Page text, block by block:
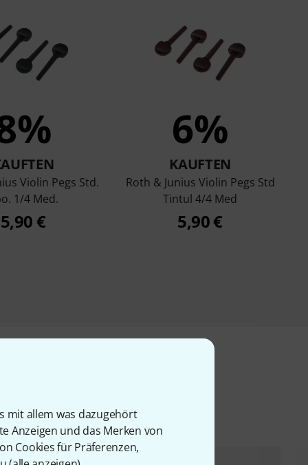
mit allem was dazugehört
Anzeigen und das Merken von
Cookies für Präferenzen,
Violin Pegs Std.
1/4 Med.
5,90 €
6%
KAUFTEN
Roth & Junius Violin Pegs Std
Tintul 4/4 Med
5,90 €